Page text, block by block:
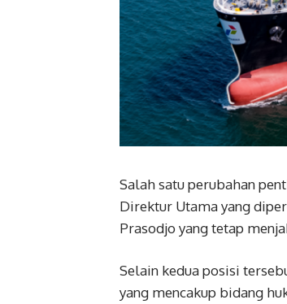
Salah satu perubahan
Direktur Utama yang
Prasodjo yang tetap
Selain kedua posisi
yang mencakup bidang